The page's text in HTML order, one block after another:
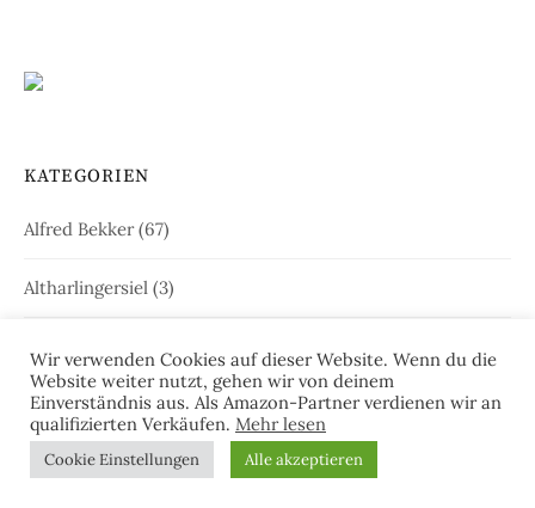
KATEGORIEN
Alfred Bekker(67)
Altharlingersiel (3)
André Wegmann(5)
Andrea Klier(33)
Wir verwenden Cookies auf dieser Website. Wenn du die
Website weiter nutzt, gehen wir von deinem
Einverständnis aus. Als Amazon-Partner verdienen wir an
qualifizierten Verkäufen. Mehr lesen
Cookie Einstellungen Alle akzeptieren